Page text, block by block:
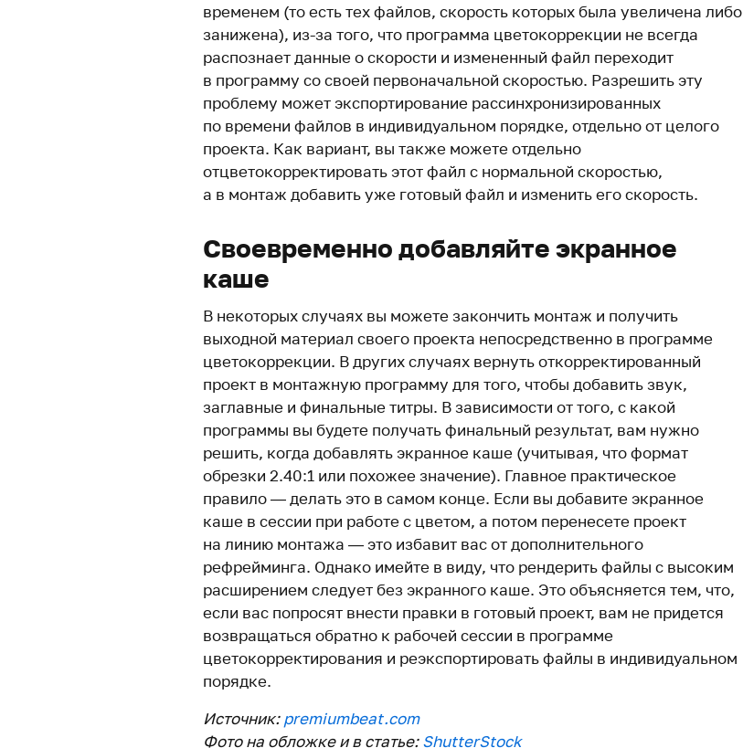
временем (то есть тех файлов, скорость которых была увеличена либо
занижена), из-за того, что программа цветокоррекции не всегда
распознает данные о скорости и измененный файл переходит
в программу со своей первоначальной скоростью. Разрешить эту
проблему может экспортирование рассинхронизированных
по времени файлов в индивидуальном порядке, отдельно от целого
проекта. Как вариант, вы также можете отдельно
отцветокорректировать этот файл с нормальной скоростью,
а в монтаж добавить уже готовый файл и изменить его скорость.
Своевременно добавляйте экранное
каше
В некоторых случаях вы можете закончить монтаж и получить
выходной материал своего проекта непосредственно в программе
цветокоррекции. В других случаях вернуть откорректированный
проект в монтажную программу для того, чтобы добавить звук,
заглавные и финальные титры. В зависимости от того, с какой
программы вы будете получать финальный результат, вам нужно
решить, когда добавлять экранное каше (учитывая, что формат
обрезки 2.40:1 или похожее значение). Главное практическое
правило — делать это в самом конце. Если вы добавите экранное
каше в сессии при работе с цветом, а потом перенесете проект
на линию монтажа — это избавит вас от дополнительного
рефрейминга. Однако имейте в виду, что рендерить файлы с высоким
расширением следует без экранного каше. Это объясняется тем, что,
если вас попросят внести правки в готовый проект, вам не придется
возвращаться обратно к рабочей сессии в программе
цветокорректирования и реэкспортировать файлы в индивидуальном
порядке.
Источник:premiumbeat.com
Фото на обложке и в статье:ShutterStock